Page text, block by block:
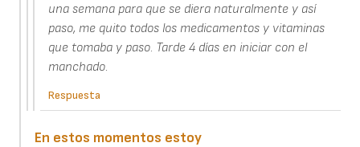
una semana para que se diera naturalmente y así
paso, me quito todos los medicamentos y vitaminas
que tomaba y paso. Tarde 4 días en iniciar con el
manchado.
Respuesta
En estos momentos estoy